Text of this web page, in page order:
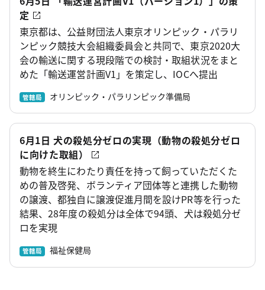
定
東京都は、公益財団法人東京オリンピック・パラリ
ンピック競技大会組織委員会と共同で、東京2020大
会の輸送に関する現段階での検討・取組状況をまと
めた「輸送運営計画V1」を策定し、IOCへ提出
管轄局 オリンピック・パラリンピック準備局
6月1日 犬の殺処分ゼロの実現（動物の殺処分ゼロ
に向けた取組）
動物を終生にわたり責任を持って飼っていただくた
めの普及啓発、ボランティア団体等と連携した動物
の譲渡、都独自に譲渡促進月間を設けPR等を行った
結果、28年度の殺処分は全体で94頭、犬は殺処分ゼ
ロを実現
管轄局 福祉保健局